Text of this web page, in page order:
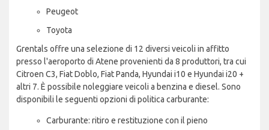
Peugeot
Toyota
Grentals offre una selezione di 12 diversi veicoli in affitto
presso l'aeroporto di Atene provenienti da 8 produttori, tra cui
Citroen C3, Fiat Doblo, Fiat Panda, Hyundai i10 e Hyundai i20 +
altri 7. È possibile noleggiare veicoli a benzina e diesel. Sono
disponibili le seguenti opzioni di politica carburante:
Carburante: ritiro e restituzione con il pieno